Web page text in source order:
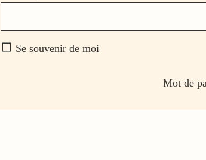
Se souvenir de moi
Mot de